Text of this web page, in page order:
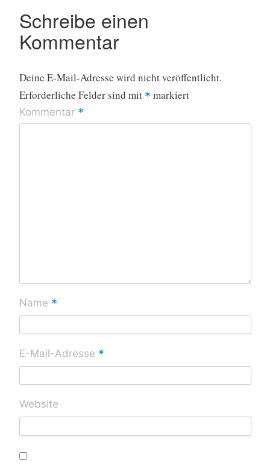
Schreibe einen
Kommentar
Deine E-Mail-Adresse wird nicht veröffentlicht.
Erforderliche Felder sind mit * markiert
Kommentar *
Name *
E-Mail-Adresse *
Website